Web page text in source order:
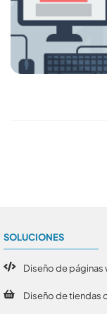
SOLUCIONES
Diseño de páginas
Diseño de tiendas